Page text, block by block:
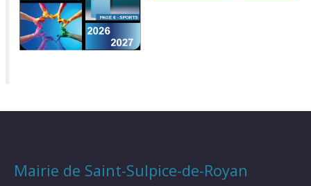
Mairie de Saint-Sulpice-de-Royan